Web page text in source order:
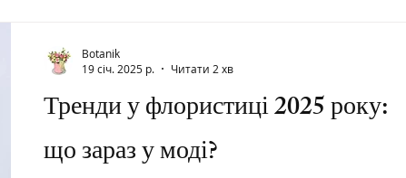
Тренди у флористиці 2025 року:
що зараз у моді?
Botanik
19 січ. 2025 р.
Читати 2 хв